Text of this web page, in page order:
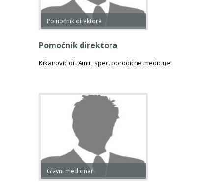
Pomoćnik direktora
Pomoćnik direktora
Kikanović dr. Amir, spec. porodične medicine
Glavni medicinar